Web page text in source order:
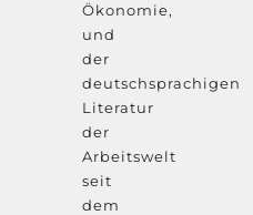
Ökonomie,
und
der
deutschsprachigen
Literatur
der
Arbeitswelt
seit
dem